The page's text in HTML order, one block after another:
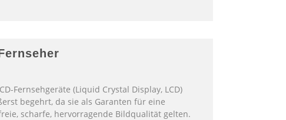
Fernsehgeräte (Liquid Crystal Display, LCD)
begehrt, da sie als Garanten für eine
scharfe, hervorragende Bildqualität gelten.